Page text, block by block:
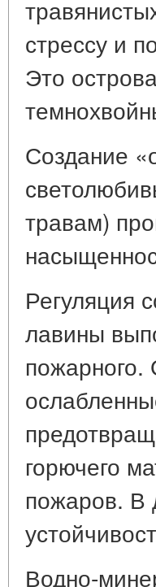
стрессу и
Это
Создание
травам)
Регуляция
лавины
горючего
пожаров. В
Водно-